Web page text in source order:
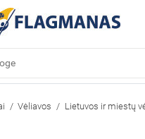
Vėliavos
Lietuvos ir miestų